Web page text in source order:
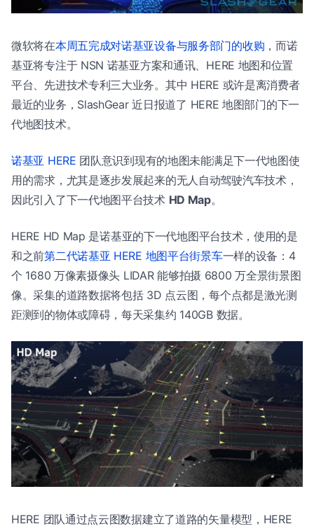
微软将在本周五完成对诺基亚设备与服务部门的收购 ，而诺
基亚将专注于 NSN 诺基亚方案和通讯、HERE 地图和位置
平台、先进技术专利三大业务。其中 HERE 或许是离消费者
最近的业务，SlashGear 近日报道了 HERE 地图部门的下一
代地图技术。
诺基亚 HERE 团队意识到现有的地图未能满足下一代地图使
用的需求，尤其是逐步发展起来的无人自动驾驶汽车技术，
因此引入了下一代地图平台技术 HD Map。
HERE HD Map 是诺基亚的下一代地图平台技术，使用的是
和之前第二代诺基亚 HERE 地图平台街景车一样的设备：4
个 1680 万像素摄像头 LIDAR 能够拍摄 6800 万全景街景图
像。采集的道路数据将包括 3D 点云图，每个点都是激光测
距测到的物体或障碍，每天采集约 140GB 数据。
HERE 团队通过点云图数据建立了道路的矢量模型，HERE